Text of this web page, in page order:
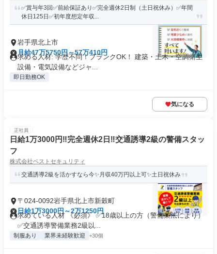
✅賞与年3回✅前給保証あり✅完全週休2日制（土日祝休み）✅年間
休日125日✅初年度想定年収...
岩手県北上市
月給47万5750円～57万410円
求める人材: 学歴不問！ブランクOK！ 建築・土木・空調衛生
設備・電気設備などジャ...
即日勤務OK
気になる
正社員
日給1万3000円‼完全週休2日‼交通誘導2級の警備スタッ
フ
株式会社ベストセキュリティ
交通誘導2級を活かすなら今✨月収40万円以上可✨土日祝休み
〒024-0092岩手県北上市新穀町
日給1万3000円～2万1250円
求めている人材 《必須》 ✅18歳以上の方（警備業法により）
✅交通誘導警備業務2級以...
制服あり 業界未経験歓迎 +30個